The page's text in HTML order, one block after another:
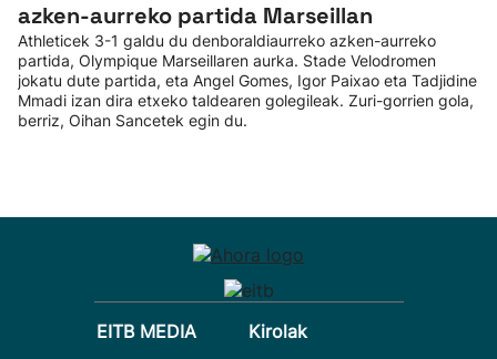
azken-aurreko partida Marseillan
Athleticek 3-1 galdu du denboraldiaurreko azken-aurreko
partida, Olympique Marseillaren aurka. Stade Velodromen
jokatu dute partida, eta Angel Gomes, Igor Paixao eta Tadjidine
Mmadi izan dira etxeko taldearen golegileak. Zuri-gorrien gola,
berriz, Oihan Sancetek egin du.
EITB MEDIA
Kirolak